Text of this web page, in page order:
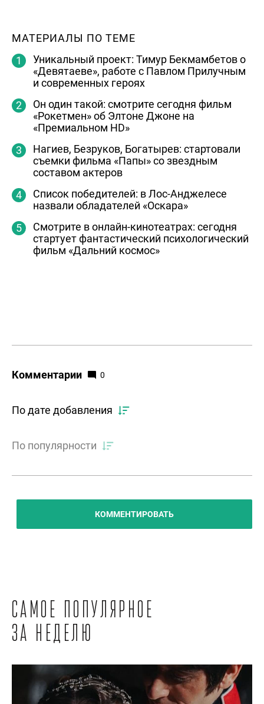
МАТЕРИАЛЫ ПО ТЕМЕ
Уникальный проект: Тимур Бекмамбетов о
«Девятаеве», работе с Павлом Прилучным
и современных героях
Он один такой: смотрите сегодня фильм
«Рокетмен» об Элтоне Джоне на
«Премиальном HD»
Нагиев, Безруков, Богатырев: стартовали
съемки фильма «Папы» со звездным
составом актеров
Список победителей: в Лос-Анджелесе
назвали обладателей «Оскара»
Смотрите в онлайн-кинотеатрах: сегодня
стартует фантастический психологический
фильм «Дальний космос»
Комментарии 0
По дате добавления
По популярности
КОММЕНТИРОВАТЬ
Самое популярное
за неделю